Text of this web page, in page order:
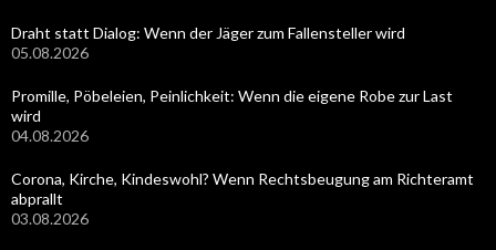
Draht statt Dialog: Wenn der Jäger zum Fallensteller wird
05.08.2026
Promille, Pöbeleien, Peinlichkeit: Wenn die eigene Robe zur Last
wird
04.08.2026
Corona, Kirche, Kindeswohl? Wenn Rechtsbeugung am Richteramt
abprallt
03.08.2026